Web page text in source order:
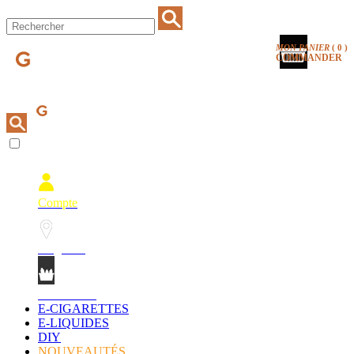
MON PANIER ( 0 )
COMMANDER
Compte
E-CIGARETTES
E-LIQUIDES
DIY
NOUVEAUTÉS